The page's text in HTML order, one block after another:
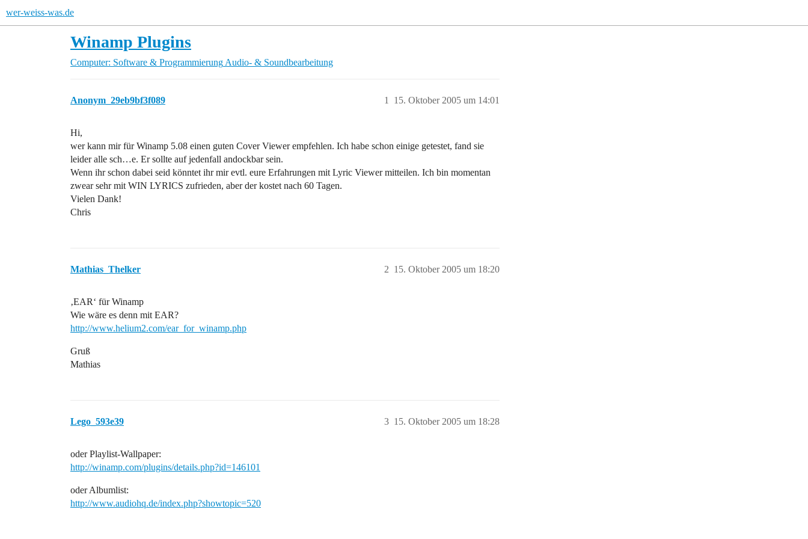
wer-weiss-was.de
Winamp Plugins
Computer: Software & Programmierung Audio- & Soundbearbeitung
Anonym_29eb9bf3f089 15. Oktober 2005 um 14:01
1
Hi,
wer kann mir für Winamp 5.08 einen guten Cover Viewer empfehlen. Ich habe schon einige getestet, fand sie
leider alle sch…e. Er sollte auf jedenfall andockbar sein.
Wenn ihr schon dabei seid könntet ihr mir evtl. eure Erfahrungen mit Lyric Viewer mitteilen. Ich bin momentan
zwear sehr mit WIN LYRICS zufrieden, aber der kostet nach 60 Tagen.
Vielen Dank!
Chris
Mathias_Thelker 15. Oktober 2005 um 18:20
2
‚EAR‘ für Winamp
Wie wäre es denn mit EAR?
http://www.helium2.com/ear_for_winamp.php
Gruß
Mathias
Lego_593e39 15. Oktober 2005 um 18:28
3
oder Playlist-Wallpaper:
http://winamp.com/plugins/details.php?id=146101
oder Albumlist:
http://www.audiohq.de/index.php?showtopic=520